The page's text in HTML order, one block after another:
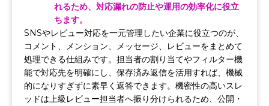
れるため、対応漏れの防止や運用の効率化に役立
ちます。
SNSやレビュー対応を一元管理したい企業に役立つのが、
コメント、メンション、メッセージ、レビューをまとめて
処理できる仕組みです。担当者の割り当てやフィルター機
能で対応先を明確にし、保存済み返信を活用すれば、機械
的になりすぎずに素早く返答できます。機密性の高いスレ
ッドは上級レビュー担当者へ振り分けられるため、公開・